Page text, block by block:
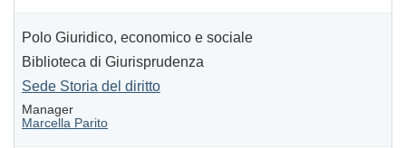
Polo Giuridico, economico e sociale
Biblioteca di Giurisprudenza
Sede Storia del diritto
Manager
Marcella Parito